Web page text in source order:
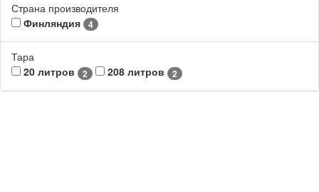
Страна производителя
Финляндия
4
Тара
20 литров
2 208 литров 2